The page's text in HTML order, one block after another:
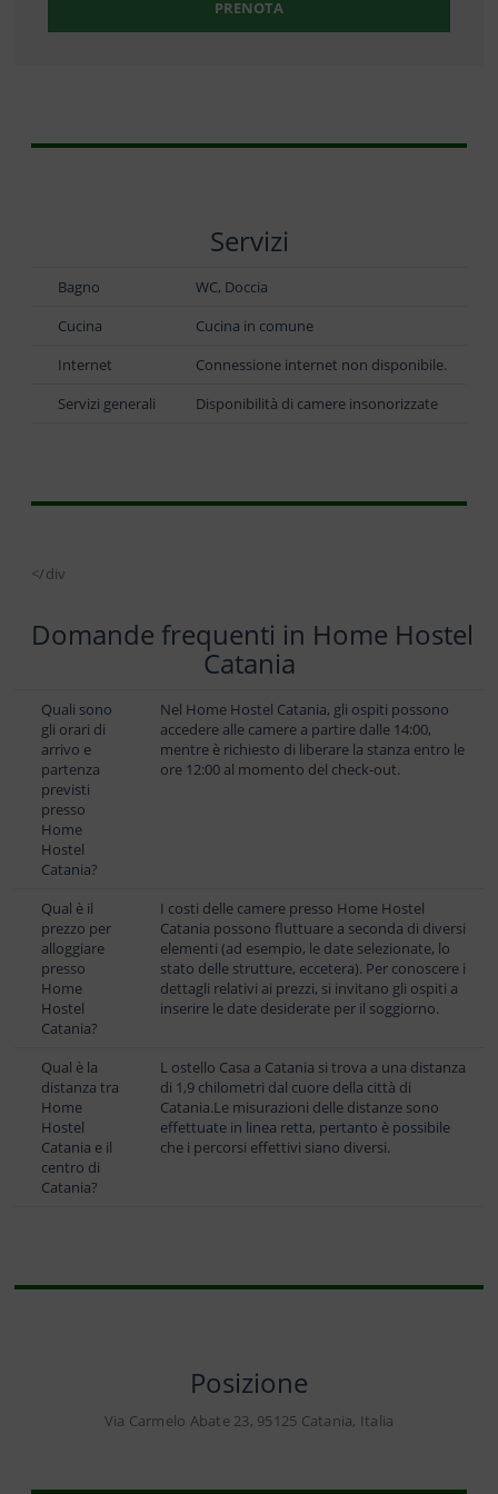
PRENOTA
Servizi
Bagno
WC, Doccia
Cucina
Cucina in comune
Internet
Connessione internet non disponibile.
Servizi generali
Disponibilità di camere insonorizzate
</div
Domande frequenti in Home Hostel
Catania
Quali sono
gli orari di
arrivo e
partenza
previsti
presso
Home
Hostel
Catania?
Nel Home Hostel Catania, gli ospiti possono
accedere alle camere a partire dalle 14:00,
mentre è richiesto di liberare la stanza entro le
ore 12:00 al momento del check-out.
Qual è il
prezzo per
alloggiare
presso
Home
Hostel
Catania?
I costi delle camere presso Home Hostel
Catania possono fluttuare a seconda di diversi
elementi (ad esempio, le date selezionate, lo
stato delle strutture, eccetera). Per conoscere i
dettagli relativi ai prezzi, si invitano gli ospiti a
inserire le date desiderate per il soggiorno.
Qual è la
distanza tra
Home
Hostel
Catania e il
centro di
Catania?
L ostello Casa a Catania si trova a una distanza
di 1,9 chilometri dal cuore della città di
Catania.Le misurazioni delle distanze sono
effettuate in linea retta, pertanto è possibile
che i percorsi effettivi siano diversi.
Posizione
Via Carmelo Abate 23, 95125 Catania, Italia